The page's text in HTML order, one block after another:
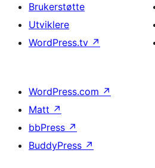
Brukerstøtte
Utviklere
WordPress.tv ↗
WordPress.com ↗
Matt ↗
bbPress ↗
BuddyPress ↗